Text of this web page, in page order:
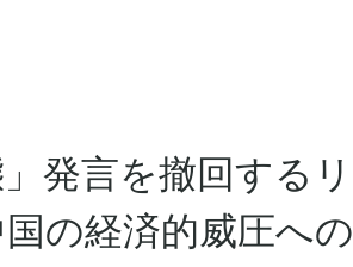
発言を撤回するリ
の経済的威圧への